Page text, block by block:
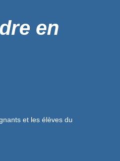
en
et les élèves du